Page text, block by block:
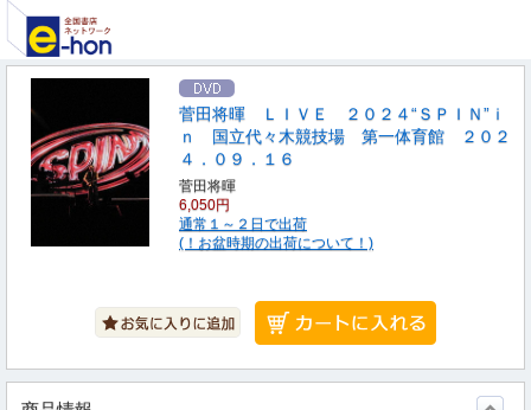
菅田将暉 ＬＩＶＥ ２０２４“ＳＰＩＮ”ｉ
ｎ 国立代々木競技場 第一体育館 ２０２
４．０９．１６
菅田将暉
6,050円
通常１～２日で出荷
(！お盆時期の出荷について！)